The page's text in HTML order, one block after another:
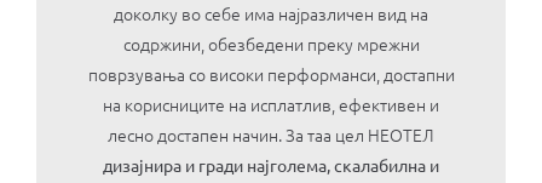
доколку во себе има најразличен вид на
содржини, обезбедени преку мрежни
поврзувања со високи перформанси, достапни
на корисниците на исплатлив, ефективен и
лесно достапен начин. За таа цел НЕОТЕЛ
дизајнира и гради најголема, скалабилна и